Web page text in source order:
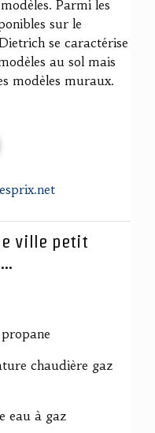
Parmi les
sur le
se caractérise
au sol mais
modèles muraux.
ville petit
chaudière gaz
eau à gaz